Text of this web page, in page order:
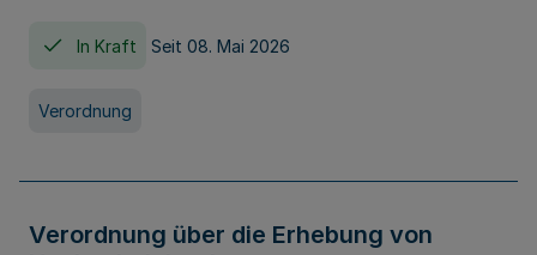
In Kraft Seit 08. Mai 2026
Verordnung
Verordnung über die Erhebung von